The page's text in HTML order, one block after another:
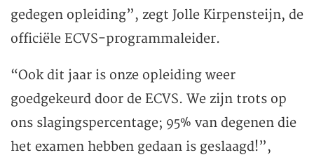
gedegen opleiding”, zegt Jolle Kirpensteijn, de
officiële ECVS-programmaleider.
“Ook dit jaar is onze opleiding weer
goedgekeurd door de ECVS. We zijn trots op
ons slagingspercentage; 95% van degenen die
het examen hebben gedaan is geslaagd!”,